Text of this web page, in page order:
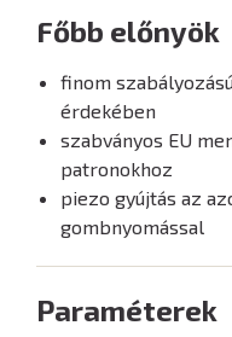
Főbb előnyök
finom
érdekében
szabványos EU
patronokhoz
piezo gyújtás az
gombnyomással
Paraméterek